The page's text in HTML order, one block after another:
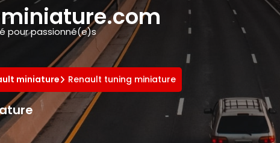
pour passionné(e)s
miniature Renault tuning miniature